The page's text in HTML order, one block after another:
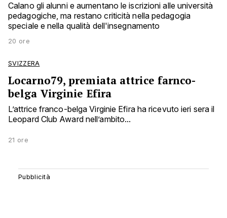
Calano gli alunni e aumentano le iscrizioni alle università
pedagogiche, ma restano criticità nella pedagogia
speciale e nella qualità dell'insegnamento
20 ore
SVIZZERA
Locarno79, premiata attrice farnco-
belga Virginie Efira
L’attrice franco-belga Virginie Efira ha ricevuto ieri sera il
Leopard Club Award nell’ambito...
21 ore